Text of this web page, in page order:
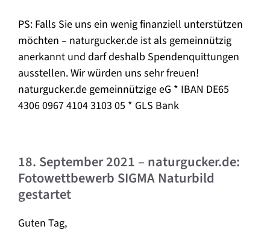
PS: Falls Sie uns ein wenig finanziell unterstützen
möchten – naturgucker.de ist als gemeinnützig
anerkannt und darf deshalb Spendenquittungen
ausstellen. Wir würden uns sehr freuen!
naturgucker.de gemeinnützige eG * IBAN DE65
4306 0967 4104 3103 05 * GLS Bank
18. September 2021 – naturgucker.de:
Fotowettbewerb SIGMA Naturbild
gestartet
Guten Tag,